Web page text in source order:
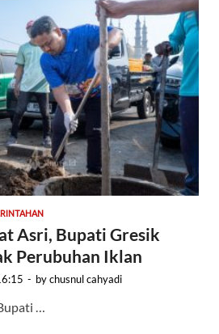
Asri, Bupati Gresik
Perubuhan Iklan
- bychusnul cahyadi
…